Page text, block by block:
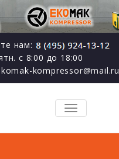
нам:
с 8:00 до 18:00
kompressor@mail.ru
TOGGLE